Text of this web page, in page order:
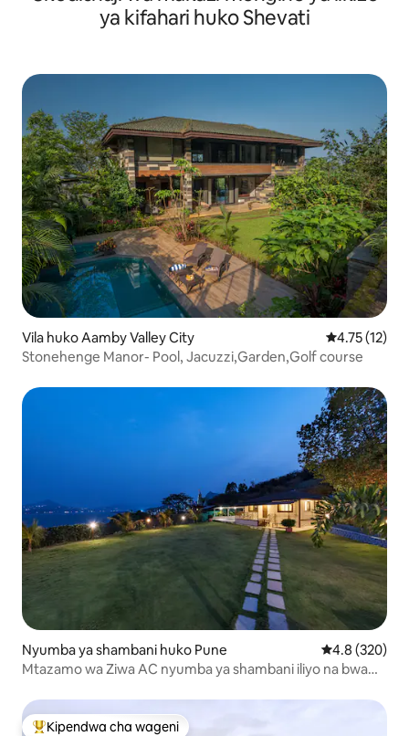
ya kifahari huko Shevati
Vila huko Aamby Valley City Ukadiriaji wa
4.75 (12)
Stonehenge Manor- Pool, Jacuzzi,Garden,Golf course
Nyumba ya shambani huko Pune Ukadiriaji wa
4.8 (320)
Mtazamo wa Ziwa AC nyumba ya shambani iliyo na bwawa
Kipendwa cha wageni